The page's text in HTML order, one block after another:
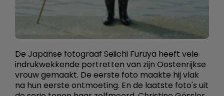
De Japanse fotograaf Seiichi Furuya heeft vele
indrukwekkende portretten van zijn Oostenrijkse
vrouw gemaakt. De eerste foto maakte hij vlak
na hun eerste ontmoeting. En de laatste foto's uit